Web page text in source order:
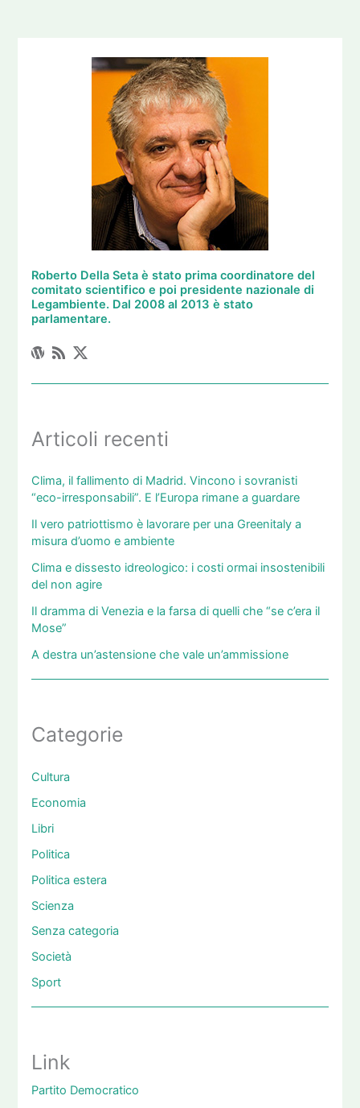
Roberto Della Seta è stato prima coordinatore del
comitato scientifico e poi presidente nazionale di
Legambiente. Dal 2008 al 2013 è stato
parlamentare.
Articoli recenti
Clima, il fallimento di Madrid. Vincono i sovranisti
“eco-irresponsabili”. E l’Europa rimane a guardare
Il vero patriottismo è lavorare per una Greenitaly a
misura d’uomo e ambiente
Clima e dissesto idreologico: i costi ormai insostenibili
del non agire
Il dramma di Venezia e la farsa di quelli che “se c’era il
Mose”
A destra un’astensione che vale un’ammissione
Categorie
Cultura
Economia
Libri
Politica
Politica estera
Scienza
Senza categoria
Società
Sport
Link
Partito Democratico